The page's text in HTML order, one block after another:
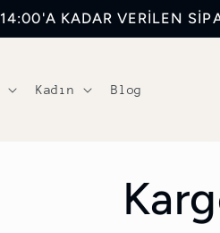
14:00'A KADAR VERİLEN
Kadın Blog